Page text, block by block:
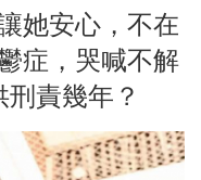
她安心，不在
症，哭喊不解
責幾年？